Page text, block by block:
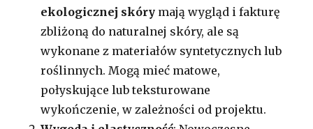
ekologicznej skóry mają wygląd i fakturę
zbliżoną do naturalnej skóry, ale są
wykonane z materiałów syntetycznych lub
roślinnych. Mogą mieć matowe,
połyskujące lub teksturowane
wykończenie, w zależności od projektu.